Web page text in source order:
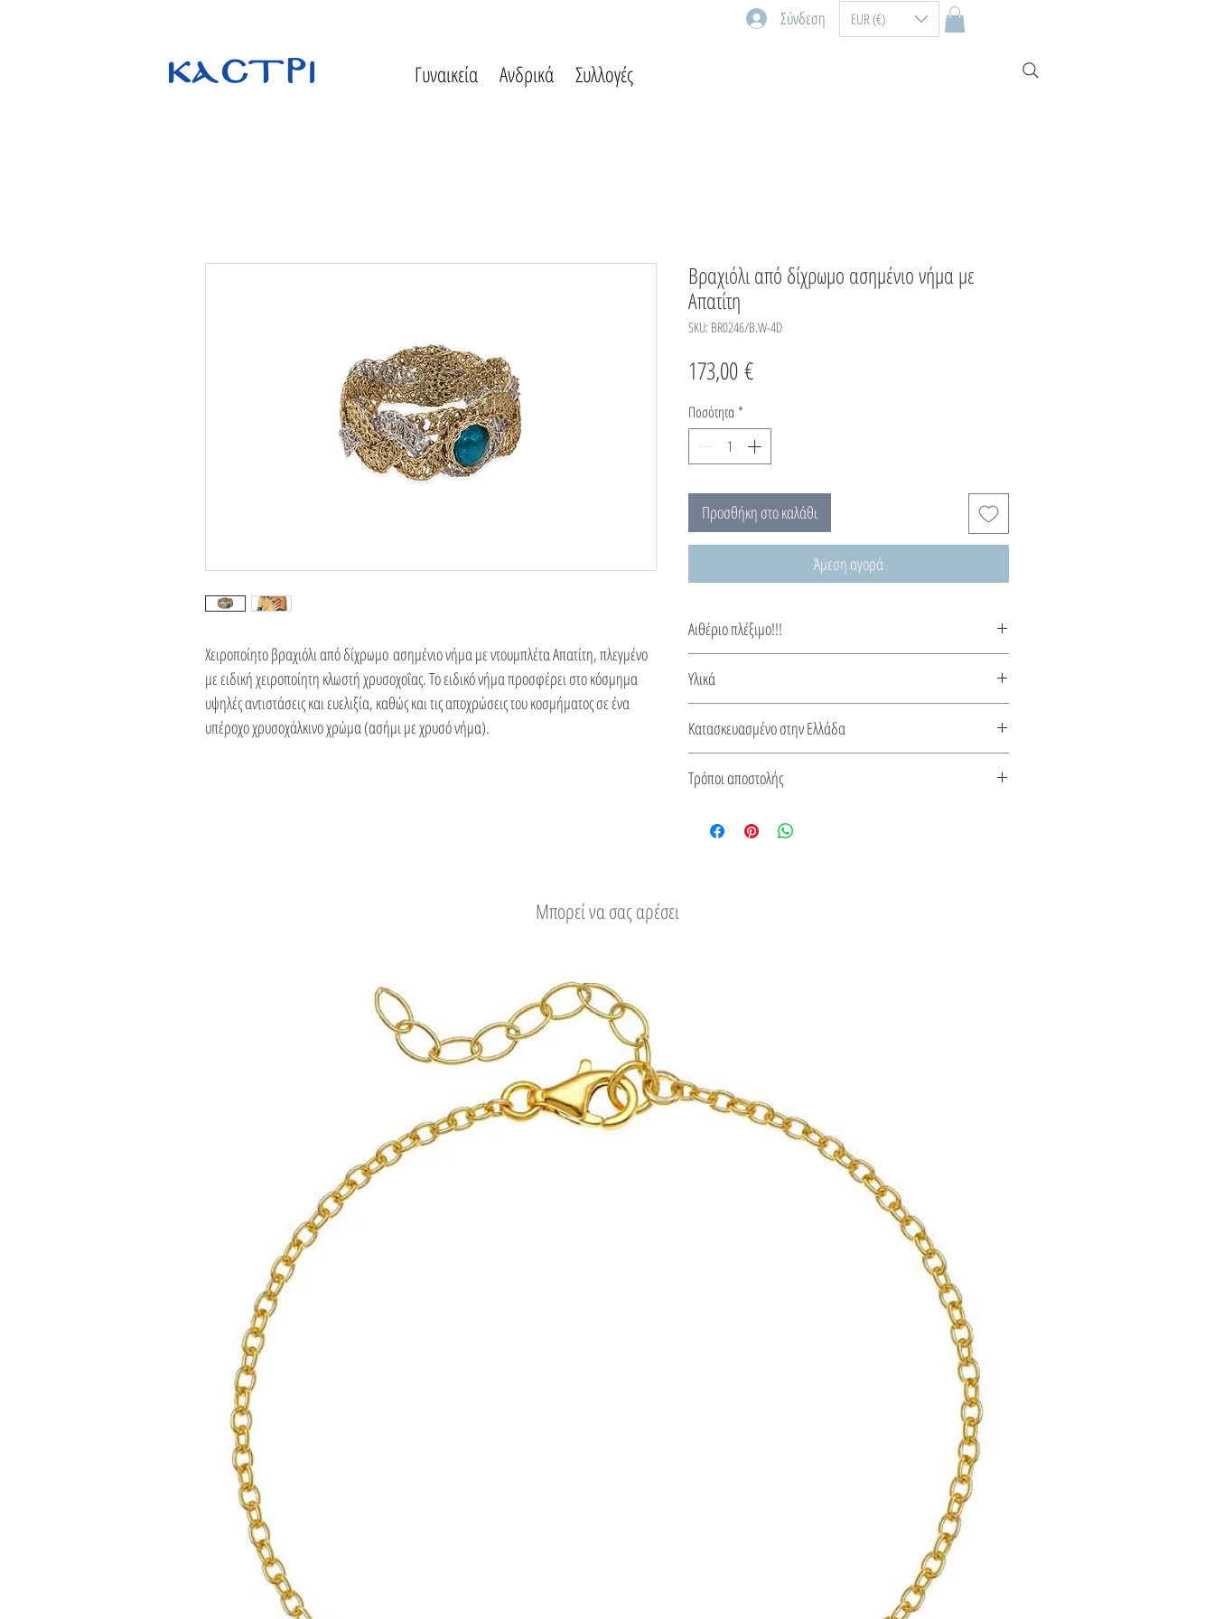
Σύνδεση EUR (€)
Γυναικεία Ανδρικά Συλλογές
Χειροποίητο βραχιόλι από δίχρωμο ασημένιο νήμα με ντουμπλέτα Απατίτη, πλεγμένο
με ειδική χειροποίητη κλωστή χρυσοχοΐας. Το ειδικό νήμα προσφέρει στο κόσμημα
υψηλές αντιστάσεις και ευελιξία, καθώς και τις αποχρώσεις του κοσμήματος σε ένα
υπέροχο χρυσοχάλκινο χρώμα (ασήμι με χρυσό νήμα).
Βραχιόλι από δίχρωμο ασημένιο νήμα με
Απατίτη
SKU: BR0246/B.W-4D
173,00 €Τιμή
Ποσότητα *
Προσθήκη στο καλάθι
Άμεση αγορά
Αιθέριο πλέξιμο!!!
για εσάς από λαμπερή ασημένια κλωστή!
Υλικά
σκουλαρικιών είναι από ασήμι ή 18Κ επιχρυσωμένο ασήμι.
Κατασκευασμένο στην Ελλάδα
από πιστοποιητικό για το είδος του μετάλλου και την πέτρα
Τρόποι αποστολής
Μπορεί να σας αρέσει